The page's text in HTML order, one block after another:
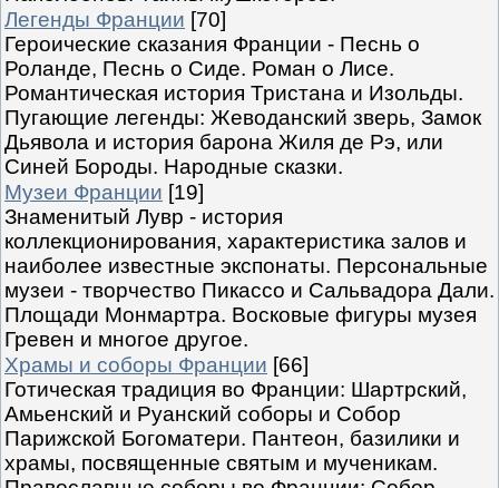
Легенды Франции [70]
Героические сказания Франции - Песнь о
Роланде, Песнь о Сиде. Роман о Лисе.
Романтическая история Тристана и Изольды.
Пугающие легенды: Жеводанский зверь, Замок
Дьявола и история барона Жиля де Рэ, или
Синей Бороды. Народные сказки.
Музеи Франции [19]
Знаменитый Лувр - история
коллекционирования, характеристика залов и
наиболее известные экспонаты. Персональные
музеи - творчество Пикассо и Сальвадора Дали.
Площади Монмартра. Восковые фигуры музея
Гревен и многое другое.
Храмы и соборы Франции [66]
Готическая традиция во Франции: Шартрский,
Амьенский и Руанский соборы и Собор
Парижской Богоматери. Пантеон, базилики и
храмы, посвященные святым и мученикам.